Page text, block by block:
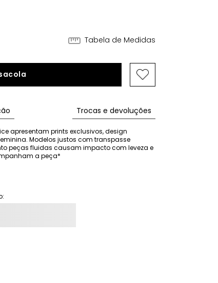
Tabela de Medidas
Trocas e devoluções
apresentam prints exclusivos, design
Modelos justos com transpasse
peças fluidas causam impacto com leveza e
a peça*